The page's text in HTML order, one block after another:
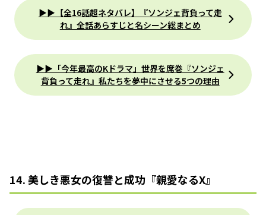
▶︎▶︎【全16話超ネタバレ】『ソンジェ背負って走
れ』全話あらすじと名シーン総まとめ
▶▶「今年最高のKドラマ」世界を席巻『ソンジェ
背負って走れ』私たちを夢中にさせる5つの理由
14. 美しき悪女の復讐と成功『親愛なるX』